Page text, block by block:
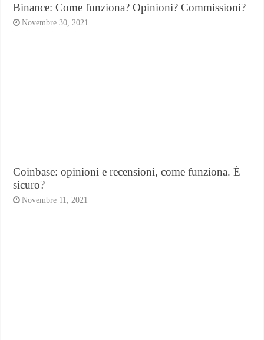
Binance: Come funziona? Opinioni? Commissioni?
Novembre 30, 2021
Coinbase: opinioni e recensioni, come funziona. È
sicuro?
Novembre 11, 2021